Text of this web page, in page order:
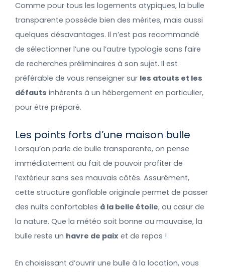
Comme pour tous les logements atypiques, la bulle
transparente possède bien des mérites, mais aussi
quelques désavantages. Il n’est pas recommandé
de sélectionner l’une ou l’autre typologie sans faire
de recherches préliminaires à son sujet. Il est
préférable de vous renseigner sur les atouts et les
défauts inhérents à un hébergement en particulier,
pour être préparé.
Les points forts d’une maison bulle
Lorsqu’on parle de bulle transparente, on pense
immédiatement au fait de pouvoir profiter de
l’extérieur sans ses mauvais côtés. Assurément,
cette structure gonflable originale permet de passer
des nuits confortables à la belle étoile, au cœur de
la nature. Que la météo soit bonne ou mauvaise, la
bulle reste un havre de paix et de repos !
En choisissant d’ouvrir une bulle à la location, vous